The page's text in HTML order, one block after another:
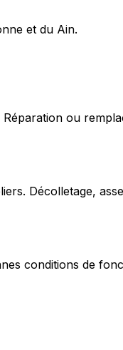
et du Ain.
ou
Décolletage,
conditions de